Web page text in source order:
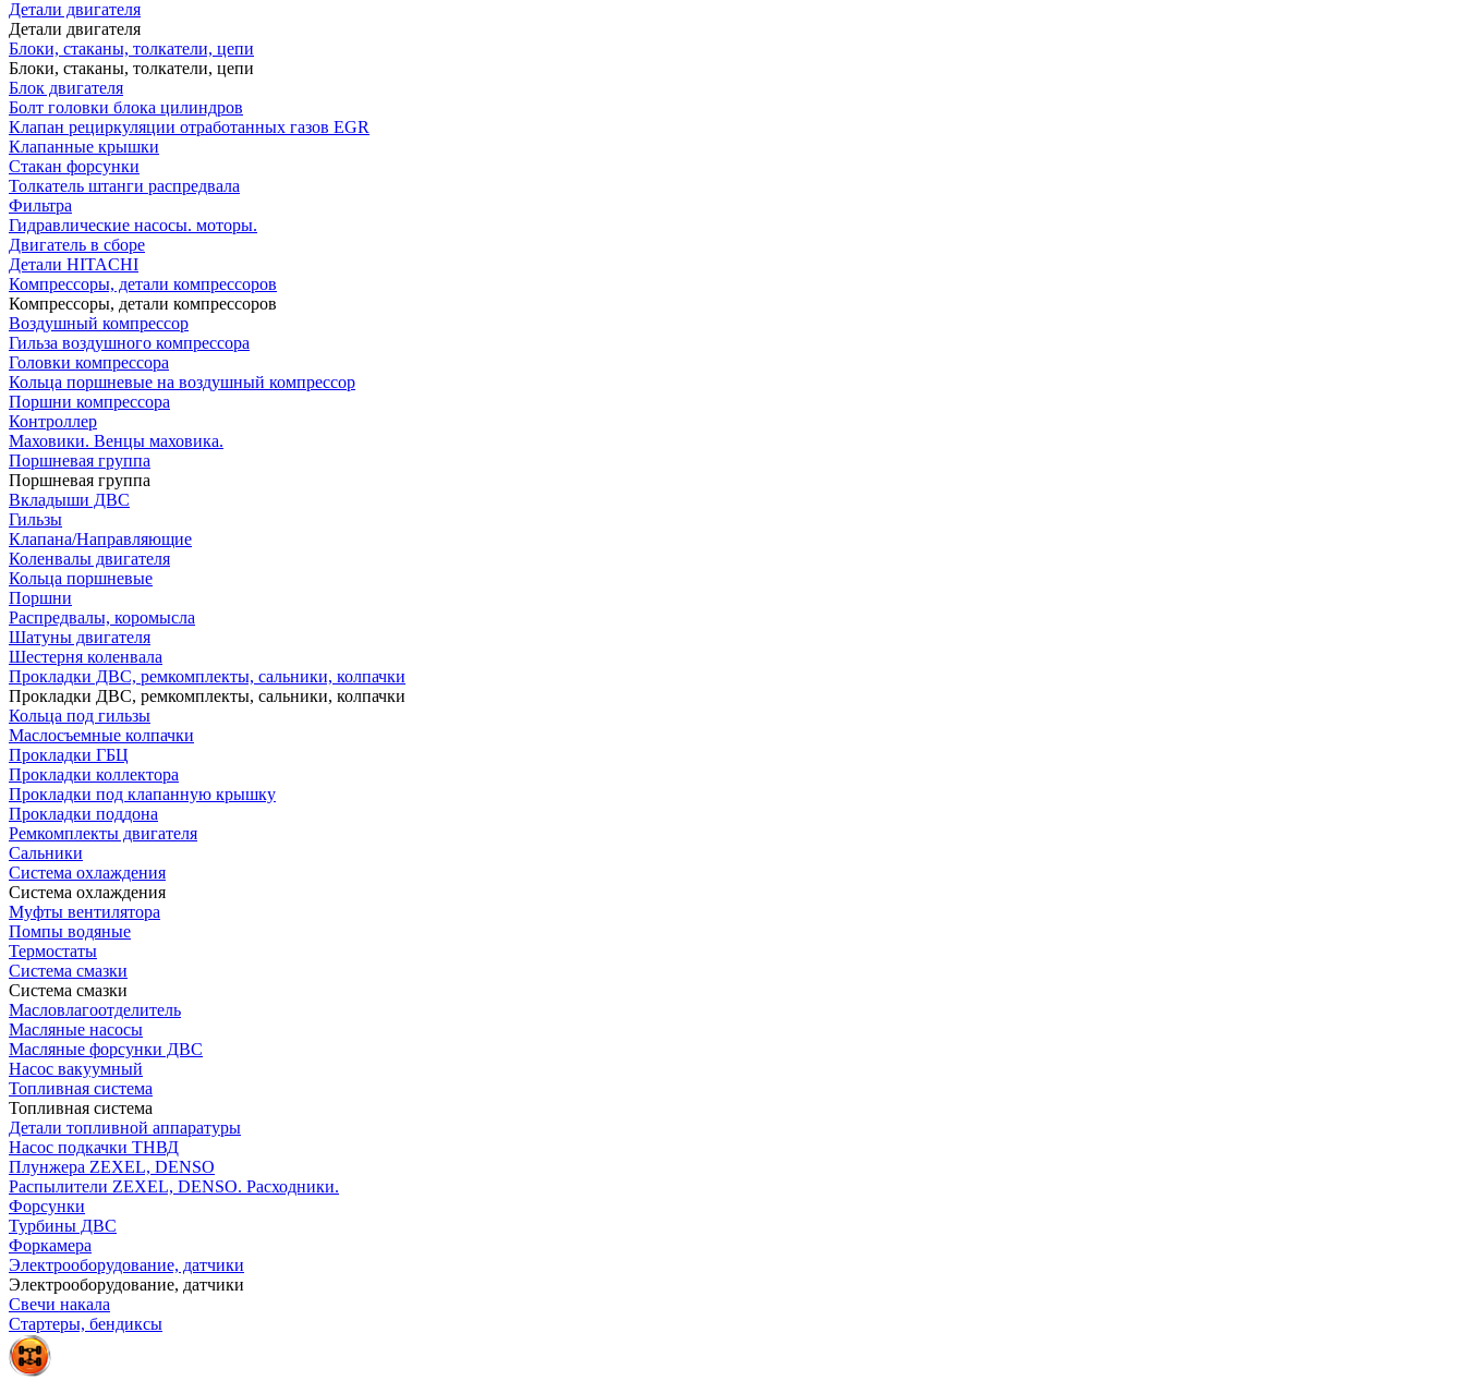
Детали двигателя
Детали двигателя
Блоки, стаканы, толкатели, цепи
Блоки, стаканы, толкатели, цепи
Блок двигателя
Болт головки блока цилиндров
Клапан рециркуляции отработанных газов EGR
Клапанные крышки
Стакан форсунки
Толкатель штанги распредвала
Фильтра
Гидравлические насосы. моторы.
Двигатель в сборе
Детали HITACHI
Компрессоры, детали компрессоров
Компрессоры, детали компрессоров
Воздушный компрессор
Гильза воздушного компрессора
Головки компрессора
Кольца поршневые на воздушный компрессор
Поршни компрессора
Контроллер
Маховики. Венцы маховика.
Поршневая группа
Поршневая группа
Вкладыши ДВС
Гильзы
Клапана/Направляющие
Коленвалы двигателя
Кольца поршневые
Поршни
Распредвалы, коромысла
Шатуны двигателя
Шестерня коленвала
Прокладки ДВС, ремкомплекты, сальники, колпачки
Прокладки ДВС, ремкомплекты, сальники, колпачки
Кольца под гильзы
Маслосъемные колпачки
Прокладки ГБЦ
Прокладки коллектора
Прокладки под клапанную крышку
Прокладки поддона
Ремкомплекты двигателя
Сальники
Система охлаждения
Система охлаждения
Муфты вентилятора
Помпы водяные
Термостаты
Система смазки
Система смазки
Масловлагоотделитель
Масляные насосы
Масляные форсунки ДВС
Насос вакуумный
Топливная система
Топливная система
Детали топливной аппаратуры
Насос подкачки ТНВД
Плунжера ZEXEL, DENSO
Распылители ZEXEL, DENSO. Расходники.
Форсунки
Турбины ДВС
Форкамера
Электрооборудование, датчики
Электрооборудование, датчики
Свечи накала
Стартеры, бендиксы